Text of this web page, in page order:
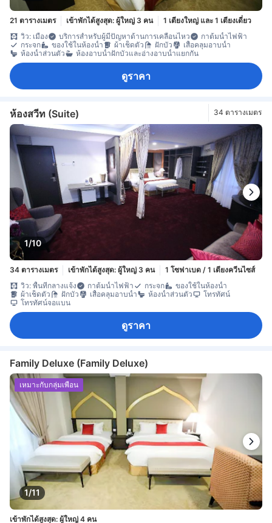
21 ตารางเมตร เข้าพักได้สูงสุด: ผู้ใหญ่ 3 คน
1 เตียงใหญ่ และ 1 เตียงเดี่ยว
วิว: เมือง
บริการสำหรับผู้มีปัญหาด้านการเคลื่อนไหว
กาต้มน้ำไฟฟ้า
กระจก
ของใช้ในห้องน้ำ ผ้าเช็ดตัว ฝักบัว
เสื้อคลุมอาบน้ำ
ห้องน้ำส่วนตัว
ห้องอาบน้ำฝักบัวและอ่างอาบน้ำแยกกัน
ดูราคา
ห้องสวีท (Suite) 34 ตารางเมตร
1/10
34 ตารางเมตร เข้าพักได้สูงสุด: ผู้ใหญ่ 3 คน
1 โซฟาเบด / 1 เตียงควีนไซส์
วิว: พื้นที่กลางแจ้ง
กาต้มน้ำไฟฟ้า กระจก
ของใช้ในห้องน้ำ
ผ้าเช็ดตัว
ฝักบัว เสื้อคลุมอาบน้ำ ห้องน้ำส่วนตัว
โทรทัศน์
โทรทัศน์จอแบน
ดูราคา
Family Deluxe (Family Deluxe)
1/11
เหมาะกับกลุ่มเพื่อน
เข้าพักได้สูงสุด: ผู้ใหญ่ 4 คน